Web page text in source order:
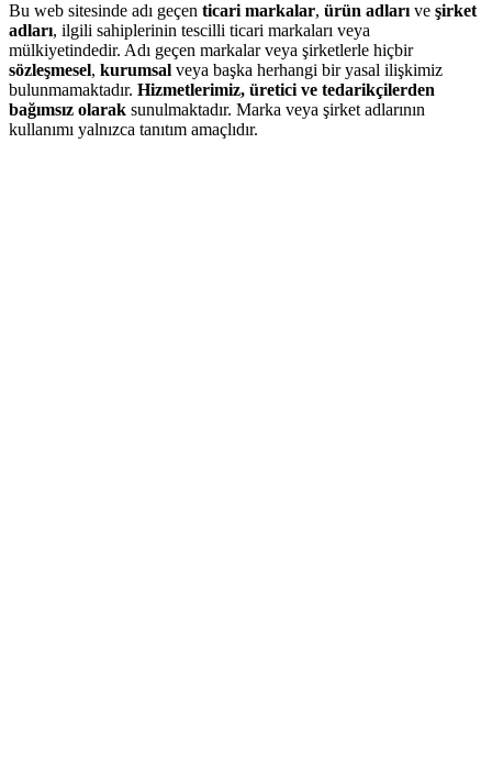
Bu web sitesinde adı geçen ticari markalar, ürün adları ve şirket
adları, ilgili sahiplerinin tescilli ticari markaları veya
mülkiyetindedir. Adı geçen markalar veya şirketlerle hiçbir
sözleşmesel, kurumsal veya başka herhangi bir yasal ilişkimiz
bulunmamaktadır. Hizmetlerimiz, üretici ve tedarikçilerden
bağımsız olarak sunulmaktadır. Marka veya şirket adlarının
kullanımı yalnızca tanıtım amaçlıdır.